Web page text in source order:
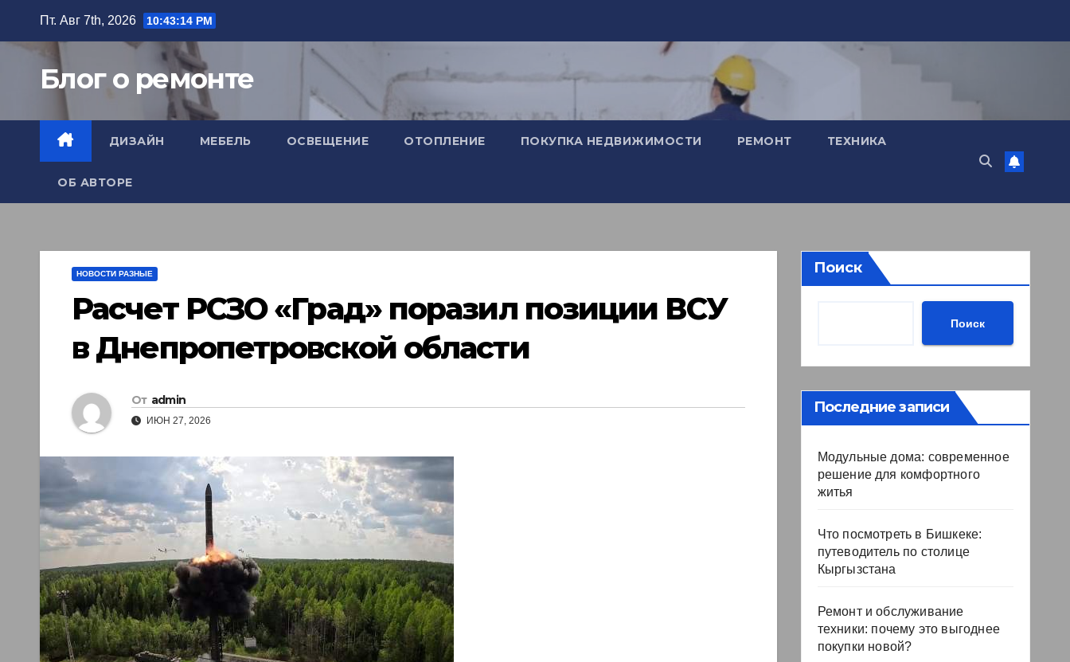
содержимому
Пт. Авг 7th, 2026 10:43:15 PM
Блог о ремонте
ДИЗАЙН МЕБЕЛЬ ОСВЕЩЕНИЕ ОТОПЛЕНИЕ ПОКУПКА НЕДВИЖИМОСТИ РЕМОНТ ТЕХНИКА
ОБ АВТОРЕ
НОВОСТИ РАЗНЫЕ
Расчет РСЗО «Град» поразил позиции ВСУ
в Днепропетровской области
От admin
ИЮН 27, 2026
Поиск
Поиск
Последние записи
Модульные дома: современное
решение для комфортного
житья
Что посмотреть в Бишкеке:
путеводитель по столице
Кыргызстана
Ремонт и обслуживание
техники: почему это выгоднее
покупки новой?